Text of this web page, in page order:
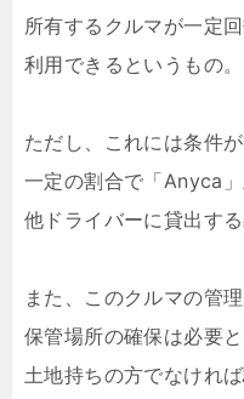
所有するクルマが一定
利用できるというもの。
ただし、これには条件が
一定の割合で「Anyca
他ドライバーに貸出する
また、このクルマの管
保管場所の確保は必要と
土地持ちの方でなけれ